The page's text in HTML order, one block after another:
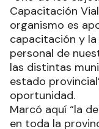
Capacitación
organismo es
capacitación y
personal de
las distintas
estado
oportunidad.
Marcó aquí “la
en toda la